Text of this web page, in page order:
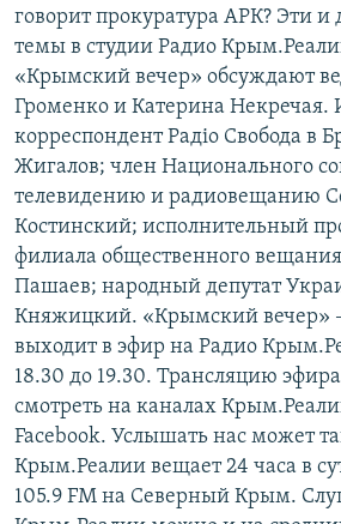
говорит прокуратура АРК? Эти и
темы в студии Радио
«Крымский вечер» обсуждают
Громенко и Катерина Некречая.
корреспондент Радіо Свобода в
Жигалов; член Национального
телевидению и радиовещанию
Костинский; исполнительный
филиала общественного
Пашаев; народный депутат
Княжицкий. «Крымский вечер»
выходит в эфир на Радио
18.30 до 19.30. Трансляцию
смотреть на каналах
Facebook. Услышать нас может
Крым.Реалии вещает 24 часа в
105.9 FM на Северный Крым.